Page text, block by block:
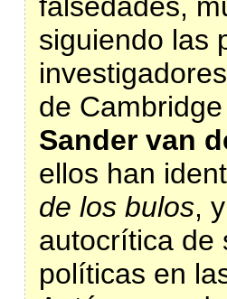
siguiendo las
de
Sander van
ellos han
de los bulos,
autocrítica de
políticas en